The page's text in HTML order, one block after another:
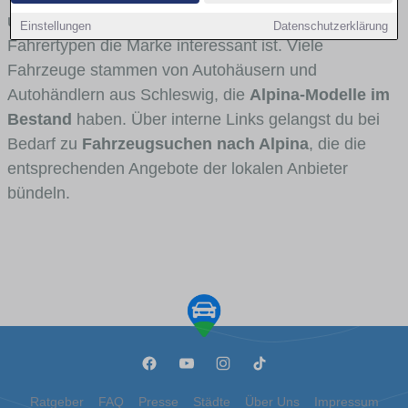
Einstellungen Datenschutzerklärung
und Umlandverkehr zu sehen sind und für welche
Fahrertypen die Marke interessant ist. Viele
Fahrzeuge stammen von Autohäusern und
Autohändlern aus Schleswig, die Alpina-Modelle im
Bestand haben. Über interne Links gelangst du bei
Bedarf zu Fahrzeugsuchen nach Alpina, die die
entsprechenden Angebote der lokalen Anbieter
bündeln.
Ratgeber FAQ Presse Städte Über Uns Impressum